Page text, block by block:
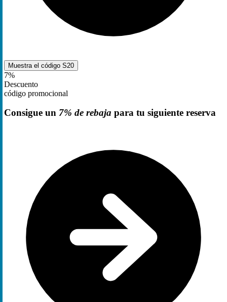
Muestra el código S20
7%
Descuento
código promocional
Consigue un 7% de rebaja para tu siguiente reserva